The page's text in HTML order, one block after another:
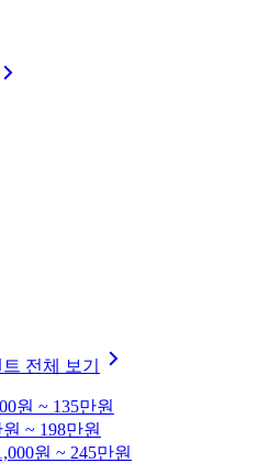
전체 보기
원 ~ 135만원
원 ~ 198만원
원 ~ 245만원